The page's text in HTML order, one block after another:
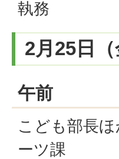
執務
2月25日（
午前
こども部長
ーツ課